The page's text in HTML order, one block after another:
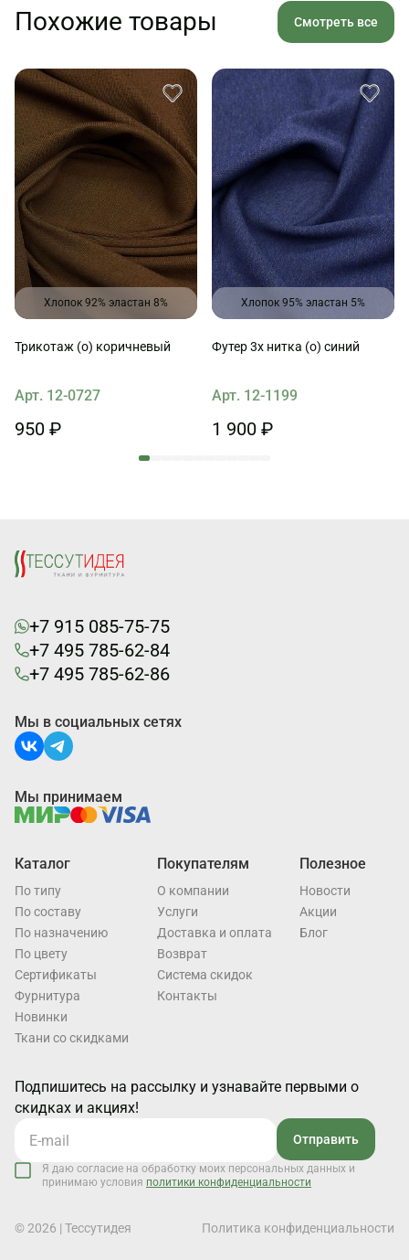
Похожие товары Смотреть все
Хлопок 92% эластан 8%
Трикотаж (о) коричневый
Арт. 12-0727
950 ₽
Хлопок 95% эластан 5%
Футер 3х нитка (о) синий
Арт. 12-1199
1 900 ₽
+7 915 085-75-75
+7 495 785-62-84
+7 495 785-62-86
Каталог
По типу
По составу
По назначению
По цвету
Cертификаты
Фурнитура
Новинки
Ткани со скидками
Покупателям
О компании
Услуги
Доставка и оплата
Возврат
Система скидок
Контакты
Полезное
Новости
Акции
Блог
Подпишитесь на рассылку и узнавайте первыми о
скидках и акциях!
Отправить
Я даю согласие на обработку моих персональных данных и
принимаю условия политики конфиденциальности
Мы в социальных сетях
Мы принимаем
© 2026 | Тессутидея Политика конфиденциальности